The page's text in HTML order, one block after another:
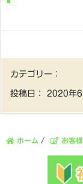
カテゴリー：
投稿日： 2020年6
ホーム / お客